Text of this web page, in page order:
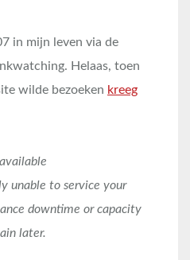
in mijn leven via de
Helaas, toen
wilde bezoeken kreeg
unable to service your
downtime or capacity
later.